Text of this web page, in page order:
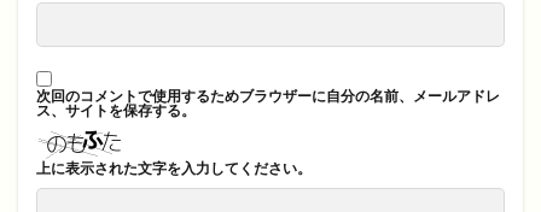
次回のコメントで使用するためブラウザーに自分の名前、メールアドレ
ス、サイトを保存する。
上に表示された文字を入力してください。